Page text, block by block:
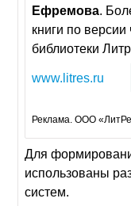
Ефремова.
книги по версии
библиотеки
www.litres.ru
Реклама. ООО
Для
использованы
систем.